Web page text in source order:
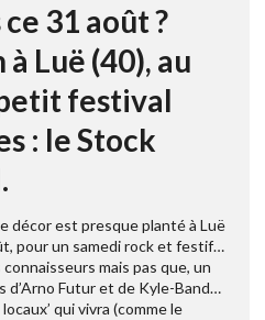
31 août ?
Luë (40), au
festival
: le Stock
décor est presque planté à Luë
pour un samedi rock et festif…
mais pas que, un
d’Arno Futur et de Kyle-Band…
qui vivra (comme le